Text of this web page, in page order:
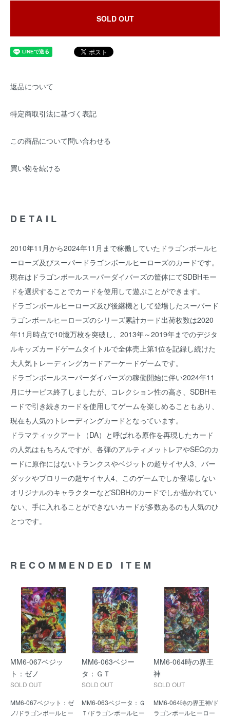
SOLD OUT
返品について
特定商取引法に基づく表記
この商品について問い合わせる
買い物を続ける
DETAIL
2010年11月から2024年11月まで稼働していたドラゴンボールヒ
ーローズ及びスーパードラゴンボールヒーローズのカードです。
現在はドラゴンボールスーパーダイバーズの筐体にてSDBHモー
ドを選択することでカードを使用して遊ぶことができます。
ドラゴンボールヒーローズ及び後継機として登場したスーパード
ラゴンボールヒーローズのシリーズ累計カード出荷枚数は2020
年11月時点で10憶万枚を突破し、2013年～2019年までのデジタ
ルキッズカードゲームタイトルで全体売上第1位を記録し続けた
大人気トレーディングカードアーケードゲームです。
ドラゴンボールスーパーダイバーズの稼働開始に伴い2024年11
月にサービス終了しましたが、コレクション性の高さ、SDBHモ
ードで引き続きカードを使用してゲームを楽しめることもあり、
現在も人気のトレーディングカードとなっています。
ドラマティックアート（DA）と呼ばれる原作を再現したカード
の人気はもちろんですが、各弾のアルティメットレアやSECのカ
ードに原作にはないトランクスやベジットの超サイヤ人3、バー
ダックやブロリーの超サイヤ人4、このゲームでしか登場しない
オリジナルのキャラクターなどSDBHのカードでしか描かれてい
ない、手に入れることができないカードが多数あるのも人気のひ
とつです。
RECOMMENDED ITEM
MM6-067ベジッ
ト：ゼノ
SOLD OUT
MM6-067ベジット：ゼ
ノ/ドラゴンボールヒー
MM6-063ベジー
タ：ＧＴ
SOLD OUT
MM6-063ベジータ：Ｇ
Ｔ/ドラゴンボールヒー
MM6-064時の界王
神
SOLD OUT
MM6-064時の界王神/ド
ラゴンボールヒーロー